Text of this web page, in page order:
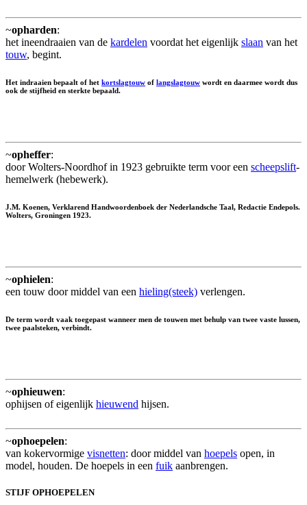
~opharden:
het ineendraaien van de kardelen voordat het eigenlijk slaan van het
touw, begint.
Het indraaien bepaalt of het kortslagtouw of langslagtouw wordt en daarmee wordt dus
ook de stijfheid en sterkte bepaald.
~opheffer:
door Wolters-Noordhof in 1923 gebruikte term voor een scheepslift-
hemelwerk (hebewerk).
J.M. Koenen, Verklarend Handwoordenboek der Nederlandsche Taal, Redactie Endepols.
Wolters, Groningen 1923.
~ophielen:
een touw door middel van een hieling(steek) verlengen.
De term wordt vaak toegepast wanneer men de touwen met behulp van twee vaste lussen,
twee paalsteken, verbindt.
~ophieuwen:
ophijsen of eigenlijk hieuwend hijsen.
~ophoepelen:
van kokervormige visnetten: door middel van hoepels open, in
model, houden. De hoepels in een fuik aanbrengen.
STIJF OPHOEPELEN